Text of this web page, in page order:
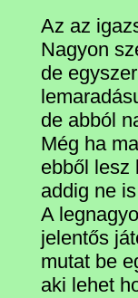
Az az
Nagyon
de
de abból
Még ha
ebből lesz
addig ne
A
jelentős
mutat be
aki lehet